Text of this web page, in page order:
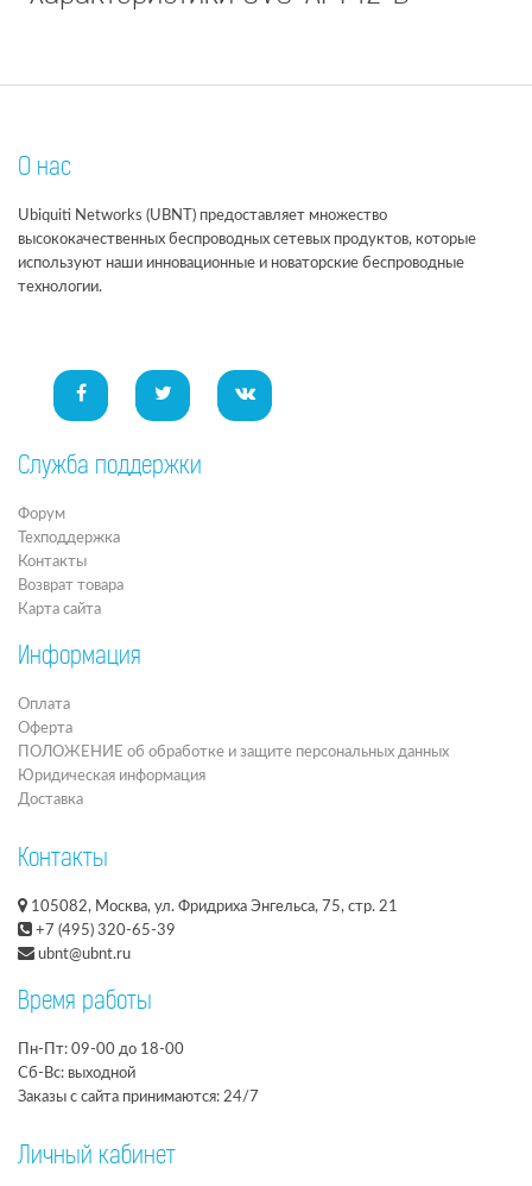
О нас
Ubiquiti Networks (UBNT) предоставляет множество
высококачественных беспроводных сетевых продуктов, которые
используют наши инновационные и новаторские беспроводные
технологии.
Служба поддержки
Форум
Техподдержка
Контакты
Возврат товара
Карта сайта
Информация
Оплата
Оферта
ПОЛОЖЕНИЕ об обработке и защите персональных данных
Юридическая информация
Доставка
Контакты
105082, Москва, ул. Фридриха Энгельса, 75, стр. 21
+7 (495) 320-65-39
ubnt@ubnt.ru
Время работы
Пн-Пт: 09-00 до 18-00
Сб-Вс: выходной
Заказы с сайта принимаются: 24/7
Личный кабинет